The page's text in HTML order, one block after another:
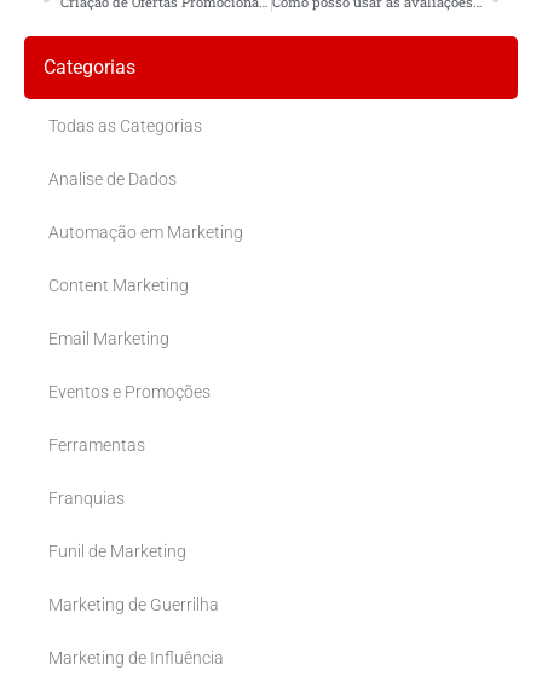
Categorias
Todas as Categorias
Analise de Dados
Automação em Marketing
Content Marketing
Email Marketing
Eventos e Promoções
Ferramentas
Franquias
Funil de Marketing
Marketing de Guerrilha
Marketing de Influência